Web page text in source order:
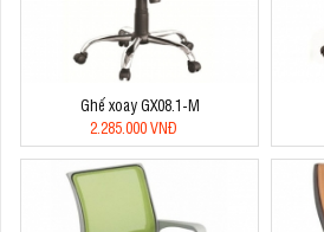
Ghế xoay GX08.1-M
2.285.000 VNĐ